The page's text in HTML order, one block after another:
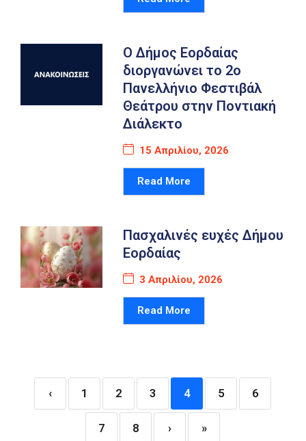
Ο Δήμος Εορδαίας
διοργανώνει το 2ο
Πανελλήνιο Φεστιβάλ
Θεάτρου στην Ποντιακή
Διάλεκτο
15 Απριλίου, 2026
Read More
Πασχαλινές ευχές Δήμου
Εορδαίας
3 Απριλίου, 2026
Read More
‹ 1 2 3 4 5 6
7 8 › »